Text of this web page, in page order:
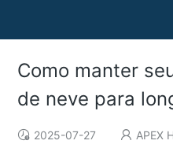
Como manter
de neve para
2025-07-27 APEX